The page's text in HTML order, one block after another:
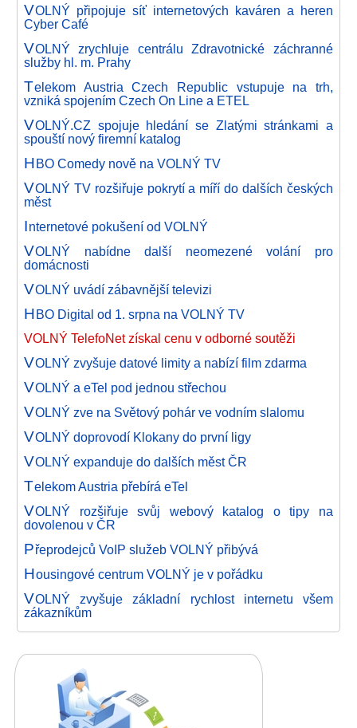
VOLNÝ připojuje síť internetových kaváren a heren
Cyber Café
VOLNÝ zrychluje centrálu Zdravotnické záchranné
služby hl. m. Prahy
Telekom Austria Czech Republic vstupuje na trh,
vzniká spojením Czech On Line a ETEL
VOLNÝ.CZ spojuje hledání se Zlatými stránkami a
spouští nový firemní katalog
HBO Comedy nově na VOLNÝ TV
VOLNÝ TV rozšiřuje pokrytí a míří do dalších českých
měst
Internetové pokušení od VOLNÝ
VOLNÝ nabídne další neomezené volání pro
domácnosti
VOLNÝ uvádí zábavnější televizi
HBO Digital od 1. srpna na VOLNÝ TV
VOLNÝ TelefoNet získal cenu v odborné soutěži
VOLNÝ zvyšuje datové limity a nabízí film zdarma
VOLNÝ a eTel pod jednou střechou
VOLNÝ zve na Světový pohár ve vodním slalomu
VOLNÝ doprovodí Klokany do první ligy
VOLNÝ expanduje do dalších měst ČR
Telekom Austria přebírá eTel
VOLNÝ rozšiřuje svůj webový katalog o tipy na
dovolenou v ČR
Přeprodejců VoIP služeb VOLNÝ přibývá
Housingové centrum VOLNÝ je v pořádku
VOLNÝ zvyšuje základní rychlost internetu všem
zákazníkům